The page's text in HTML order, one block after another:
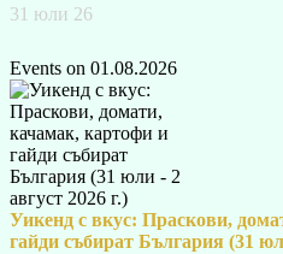
31 юли 26
Events on 01.08.2026
Уикенд с вкус: Праскови,
гайди събират България (31